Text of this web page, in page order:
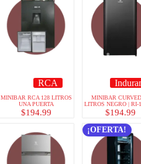
RCA
MINIBAR RCA 128 LITROS
UNA PUERTA
$194.99
MINIBAR
LITROS NEGRO | RI-
$194.99
¡OFERTA!